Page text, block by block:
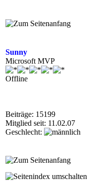
Sunny
Microsoft MVP
Offline
Beiträge: 15199
Mitglied seit: 11.02.07
Geschlecht: